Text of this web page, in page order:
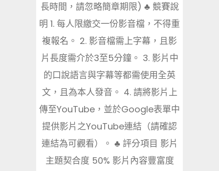
長時間，請忽略簡章期限) ♣ 競賽說
明 1. 每人限繳交一份影音檔，不得重
複報名。 2. 影音檔需上字幕，且影
片長度需介於3至5分鐘。 3. 影片中
的口說語言與字幕等都需使用全英
文，且為本人發音。 4. 請將影片上
傳至YouTube，並於Google表單中
提供影片之YouTube連結（請確認
連結為可觀看）。 ♣ 評分項目 影片
主題契合度 50% 影片內容豐富度